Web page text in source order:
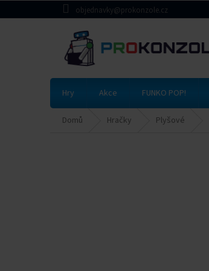
na
objednavky@prokonzole.cz
Hry Akce FUNKO POP!
Domů Hračky Plyšové